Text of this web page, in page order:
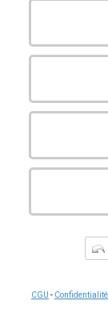
CGU - Confidentialité